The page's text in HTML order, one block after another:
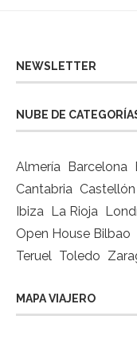
NEWSLETTER
NUBE DE
Almería Barcelona
Cantabria Castellón
Ibiza La Rioja
Open House Bilbao
Teruel Toledo
MAPA VIAJERO